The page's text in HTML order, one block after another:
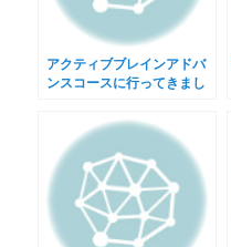
アクティブブレインアドバ
ンスコースに行ってきまし